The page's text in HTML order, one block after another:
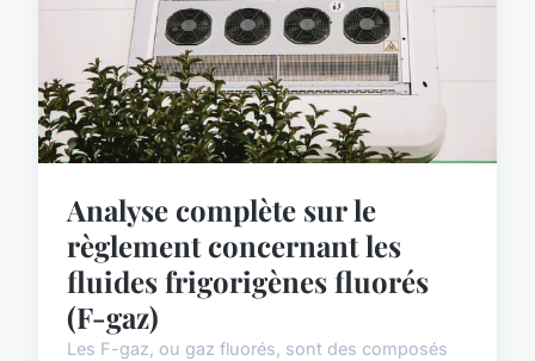
Analyse complète sur le
règlement concernant les
fluides frigorigènes fluorés
(F-gaz)
Les F-gaz, ou gaz fluorés, sont des composés